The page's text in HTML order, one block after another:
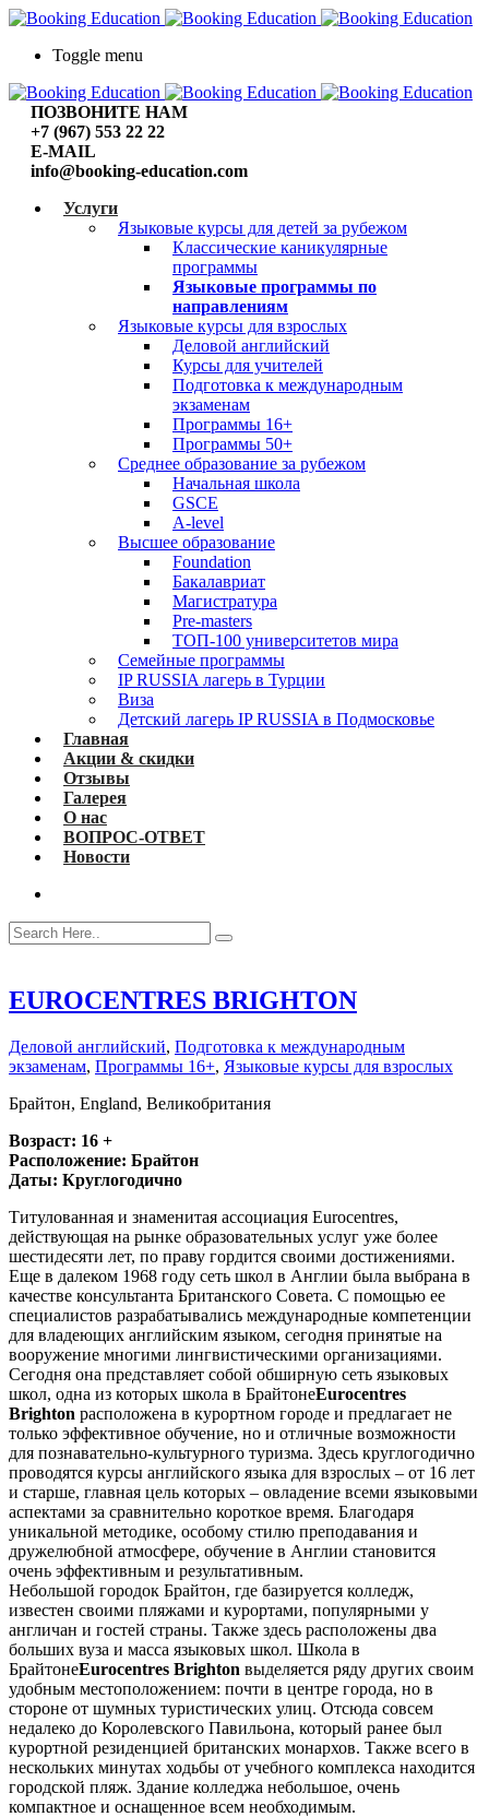
Toggle menu
ПОЗВОНИТЕ НАМ
+7 (967) 553 22 22
E-MAIL
info@booking-education.com
Услуги
Языковые курсы для детей за рубежом
Классические каникулярные
программы
Языковые программы по
направлениям
Языковые курсы для взрослых
Деловой английский
Курсы для учителей
Подготовка к международным
экзаменам
Программы 16+
Программы 50+
Среднее образование за рубежом
Начальная школа
GSCE
A-level
Высшее образование
Foundation
Бакалавриат
Магистратура
Pre-masters
ТОП-100 университетов мира
Семейные программы
IP RUSSIA лагерь в Турции
Виза
Детский лагерь IP RUSSIA в Подмосковье
Главная
Акции & скидки
Отзывы
Галерея
О нас
ВОПРОС-ОТВЕТ
Новости
EUROCENTRES BRIGHTON
Деловой английский, Подготовка к международным
экзаменам, Программы 16+, Языковые курсы для взрослых
Брайтон, England, Великобритания
Возраст: 16 +
Расположение: Брайтон
Даты: Круглогодично
Титулованная и знаменитая ассоциация Eurocentres,
действующая на рынке образовательных услуг уже более
шестидесяти лет, по праву гордится своими достижениями.
Еще в далеком 1968 году сеть школ в Англии была выбрана в
качестве консультанта Британского Совета. С помощью ее
специалистов разрабатывались международные компетенции
для владеющих английским языком, сегодня принятые на
вооружение многими лингвистическими организациями.
Сегодня она представляет собой обширную сеть языковых
школ, одна из которых школа в БрайтонеEurocentres
Brighton расположена в курортном городе и предлагает не
только эффективное обучение, но и отличные возможности
для познавательно-культурного туризма. Здесь круглогодично
проводятся курсы английского языка для взрослых – от 16 лет
и старше, главная цель которых – овладение всеми языковыми
аспектами за сравнительно короткое время. Благодаря
уникальной методике, особому стилю преподавания и
дружелюбной атмосфере, обучение в Англии становится
очень эффективным и результативным.
Небольшой городок Брайтон, где базируется колледж,
известен своими пляжами и курортами, популярными у
англичан и гостей страны. Также здесь расположены два
больших вуза и масса языковых школ. Школа в
БрайтонеEurocentres Brighton выделяется ряду других своим
удобным местоположением: почти в центре города, но в
стороне от шумных туристических улиц. Отсюда совсем
недалеко до Королевского Павильона, который ранее был
курортной резиденцией британских монархов. Также всего в
нескольких минутах ходьбы от учебного комплекса находится
городской пляж. Здание колледжа небольшое, очень
компактное и оснащенное всем необходимым.